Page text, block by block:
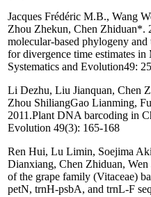
Jacques Frédéric M.B., Wang
Zhou Zhekun, Chen Zhiduan*.
molecular-based phylogeny
for divergence time estimates in
Systematics and Evolution49:
Li Dezhu, Liu Jianquan, Chen
Zhou ShiliangGao Lianming,
2011.Plant DNA barcoding in
Evolution 49(3): 165-168
Ren Hui, Lu Limin, Soejima
Dianxiang, Chen Zhiduan,
of the grape family (Vitaceae)
petN, trnH-psbA, and trnL-F